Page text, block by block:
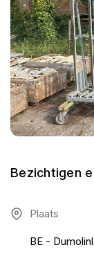
Bezichtigen
Plaats
BE -